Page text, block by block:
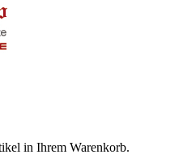
in Ihrem Warenkorb.